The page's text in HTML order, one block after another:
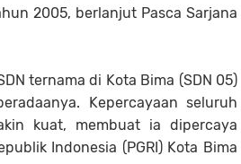
2005, berlanjut Pasca Sarjana
ternama di Kota Bima (SDN 05)
Kepercayaan seluruh
kuat, membuat ia dipercaya
Indonesia (PGRI) Kota Bima